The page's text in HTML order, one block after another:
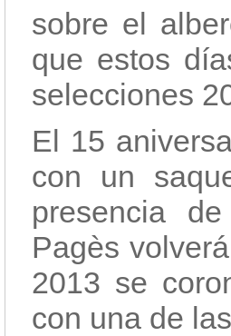
sobre el
que estos
selecciones
El 15
con un
presencia
Pagès
2013 se
con una de